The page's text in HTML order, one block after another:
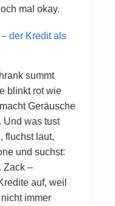
mal okay.
der Kredit als
summt
blinkt rot wie
Geräusche
Und was tust
fluchst laut,
und suchst:
Zack –
auf, weil
immer